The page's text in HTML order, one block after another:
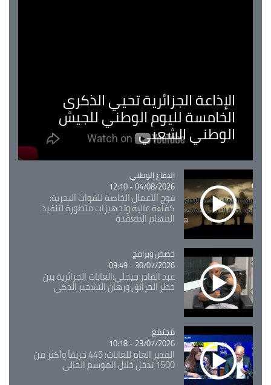
الإذاعة الجزائرية تحيي الذكرى
الخامسة لليوم الوطني للجيش
الوطني الشعبي
Catégorie
الدفاع الوطني
04/08/2026 - 12:10
فوج الأعمال الخاصة للقوات البحرية:
كفاءة عالية وتجهيزات متطورة لتنفيذ
المهام المعقدة
Catégorie
حصص وبرامج
30/07/2026 - 09:49
عبد القادر جيجلي:الغابات الجزائرية بين
خطر الحرائق ورهان التشجير الذكي
Catégorie
مجتمع
23/07/2026 - 10:18
المدير العام للغابات: 445 حريقاً وأكثر من
1500 تدخل خلال الموسم الحالي